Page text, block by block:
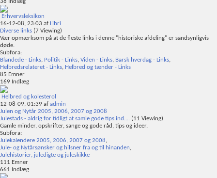
Erhvervsleksikon
16-12-08, 23:03 af Libri
Diverse links (7 Viewing)
Vær opmærksom på at de fleste links i denne "historiske afdeling" er sandsynligvis
døde.
Subfora:
Blandede - Links, Politik - Links, Viden - Links, Barsk hverdag - Links,
Helbredsrelateret - Links, Helbred og tænder - Links
85 Emner
169 Indlæg
Helbred og kolesterol
12-08-09, 01:39 af admin
Julen og Nytår 2005, 2006, 2007 og 2008
Julestads - aldrig for tidligt at samle gode tips ind.... (11 Viewing)
Gamle minder, opskrifter, sange og gode råd, tips og ideer.
Subfora:
Julekalendere 2005, 2006, 2007 og 2008,
Jule- og Nytårsønsker og hilsner fra og til hinanden,
Julehistorier, juledigte og juleskikke
111 Emner
661 Indlæg